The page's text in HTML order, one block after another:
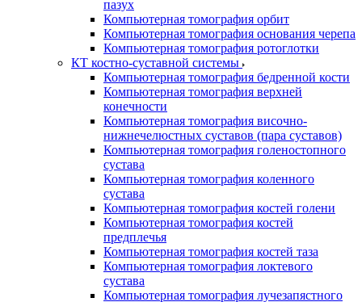
пазух
Компьютерная томография орбит
Компьютерная томография основания черепа
Компьютерная томография ротоглотки
КТ костно-суставной системы
Компьютерная томография бедренной кости
Компьютерная томография верхней
конечности
Компьютерная томография височно-
нижнечелюстных суставов (пара суставов)
Компьютерная томография голеностопного
сустава
Компьютерная томография коленного
сустава
Компьютерная томография костей голени
Компьютерная томография костей
предплечья
Компьютерная томография костей таза
Компьютерная томография локтевого
сустава
Компьютерная томография лучезапястного